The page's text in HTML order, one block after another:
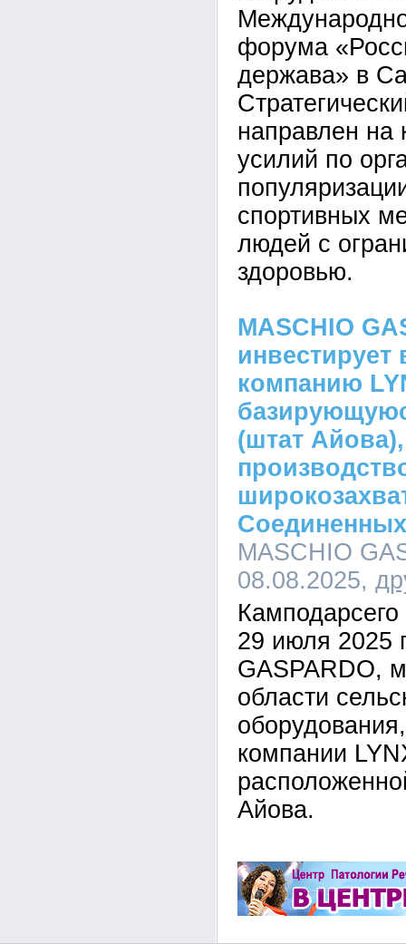
форума
держава» в
направлен на
усилий по
спортивных
людей с
здоровью.
MASCHIO
компанию
(штат Айова),
MASCHIO
08.08.2025,
29 июля 2025
GASPARDO,
области
компании
Айова.